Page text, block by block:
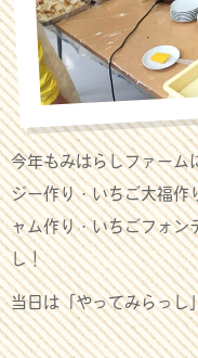
今年もみはらしファーム
ジー作り・いちご大福作
ャム作り・いちごフォン
し！
当日は「やってみらっし